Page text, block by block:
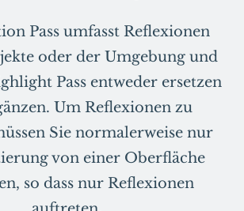
Pass umfasst Reflexionen
oder der Umgebung und
Pass entweder ersetzen
Um Reflexionen zu
Sie normalerweise nur
von einer Oberfläche
so dass nur Reflexionen